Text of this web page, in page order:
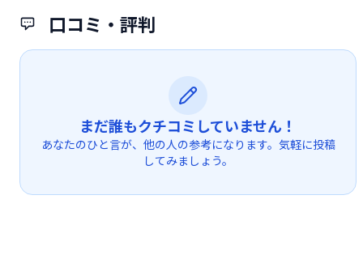
口コミ・評判
まだ誰もクチコミしていません！
あなたのひと言が、他の人の参考になります。気軽に投稿
してみましょう。